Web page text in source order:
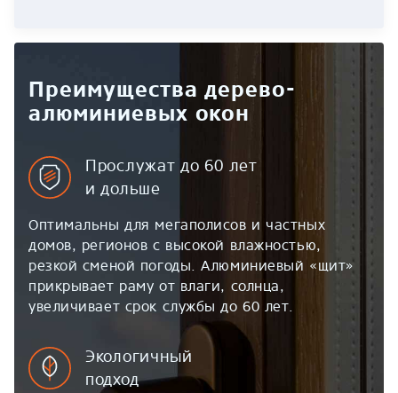
Преимущества дерево-
алюминиевых окон
Прослужат до 60 лет
и дольше
Оптимальны для мегаполисов и частных
домов, регионов с высокой влажностью,
резкой сменой погоды. Алюминиевый «щит»
прикрывает раму от влаги, солнца,
увеличивает срок службы до 60 лет.
Экологичный
подход